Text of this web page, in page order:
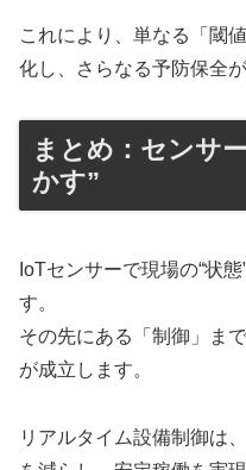
これにより、単なる「閾
化し、さらなる予防保全
まとめ：センサ
かす”
IoTセンサーで現場の“状
す。
その先にある「制御」ま
が成立します。
リアルタイム設備制御は